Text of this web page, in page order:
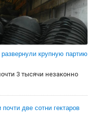
крупную партию
3 тысячи незаконно
две сотни гектаров